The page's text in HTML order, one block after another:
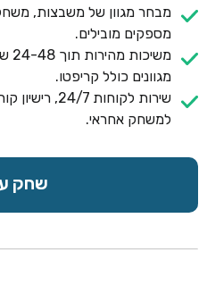
מבחר מגוון של משבצות,
מספקים מובילים.
מגוונים כולל קריפטו.
למשחק אחראי.
שחק